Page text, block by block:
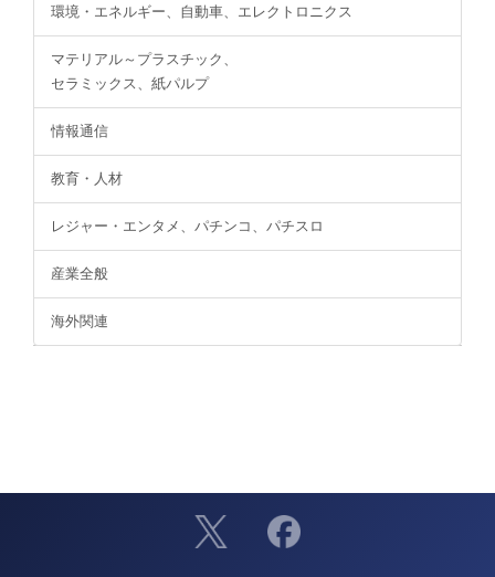
環境・エネルギー、自動車、エレクトロニクス
マテリアル～プラスチック、
セラミックス、紙パルプ
情報通信
教育・人材
レジャー・エンタメ、パチンコ、パチスロ
産業全般
海外関連